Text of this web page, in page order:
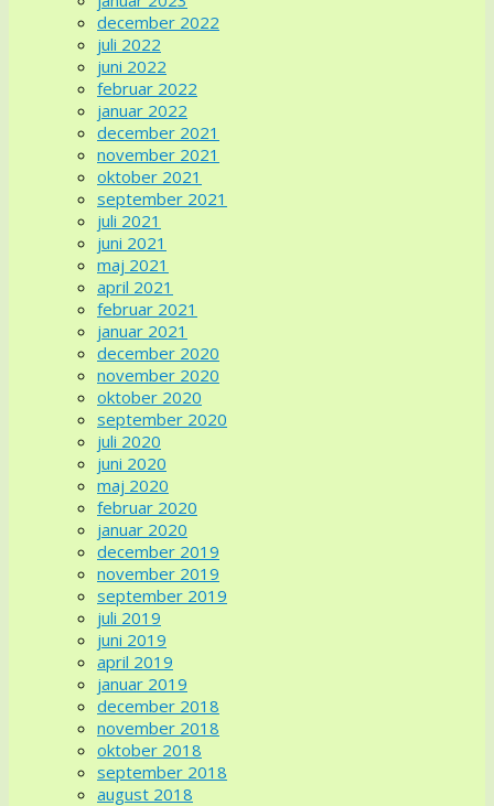
december 2022
juli 2022
juni 2022
februar 2022
januar 2022
december 2021
november 2021
oktober 2021
september 2021
juli 2021
juni 2021
maj 2021
april 2021
februar 2021
januar 2021
december 2020
november 2020
oktober 2020
september 2020
juli 2020
juni 2020
maj 2020
februar 2020
januar 2020
december 2019
november 2019
september 2019
juli 2019
juni 2019
april 2019
januar 2019
december 2018
november 2018
oktober 2018
september 2018
august 2018